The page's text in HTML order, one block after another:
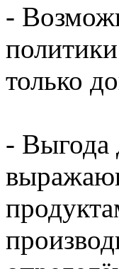
-
только
- Выгода